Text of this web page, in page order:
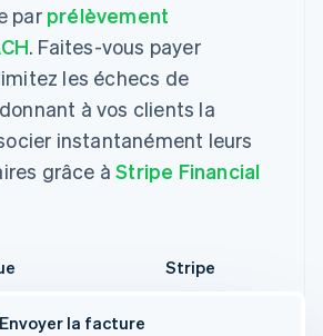
par prélèvement
. Faites-vous payer
les échecs de
à vos clients la
instantanément leurs
grâce àStripe Financial
Stripe
Envoyer la facture